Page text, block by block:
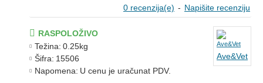
0 recenzija(e) - Napišite recenziju
RASPOLOŽIVO
Težina: 0.25kg
Šifra: 15506
Napomena: U cenu je uračunat PDV.
Ave&Vet